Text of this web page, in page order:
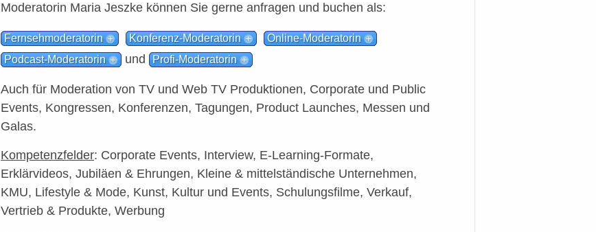
Moderatorin Maria Jeszke können Sie gerne anfragen und buchen als:
Fernsehmoderatorin Konferenz-Moderatorin
Online-Moderatorin
Podcast-Moderatorin
und Profi-Moderatorin
Auch für Moderation von TV und Web TV Produktionen, Corporate und Public
Events, Kongressen, Konferenzen, Tagungen, Product Launches, Messen und
Galas.
Kompetenzfelder: Corporate Events, Interview, E-Learning-Formate,
Erklärvideos, Jubiläen & Ehrungen, Kleine & mittelständische Unternehmen,
KMU, Lifestyle & Mode, Kunst, Kultur und Events, Schulungsfilme, Verkauf,
Vertrieb & Produkte, Werbung